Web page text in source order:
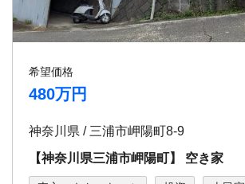
希望価格
480万円
神奈川県 / 三浦市岬陽町8-9
【神奈川県三浦市岬陽町】 空き家